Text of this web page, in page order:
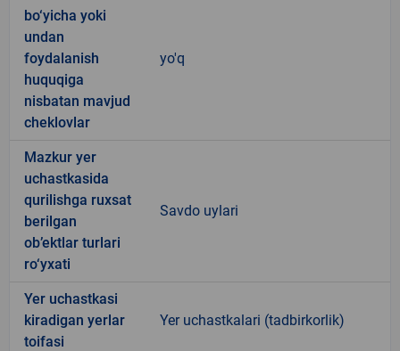
bo‘yicha yoki
undan
foydalanish
huquqiga
nisbatan mavjud
cheklovlar
yo'q
Mazkur yer
uchastkasida
qurilishga ruxsat
berilgan
ob’ektlar turlari
ro‘yxati
Savdo uylari
Yer uchastkasi
kiradigan yerlar
toifasi
Yer uchastkalari (tadbirkorlik)